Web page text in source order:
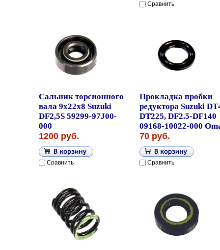
Сравнить
Сальник торсионного
вала 9x22x8 Suzuki
DF2,5S 59299-97J00-
000
1200 руб.
Сравнить
Прокладка пробки
редуктора Suzuki
DT225, DF2.5-DF140
09168-10022-000
70 руб.
Сравнить